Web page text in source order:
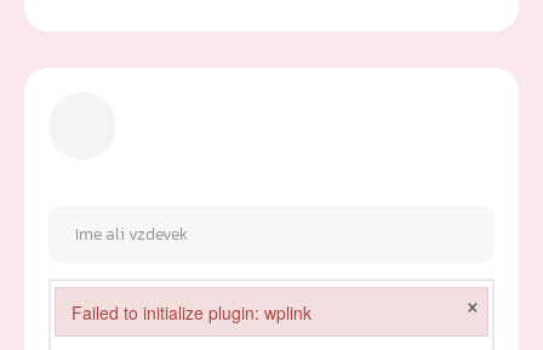
Failed to initialize plugin: wplink ×
Failed to initialize plugin: wplink